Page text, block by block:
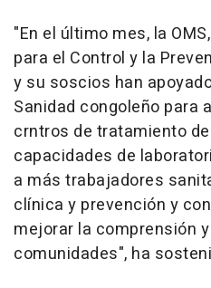
"En el último mes, la
para el Control y la
y su soscios han
Sanidad congoleño para
crntros de tratamiento
capacidades de
a más trabajadores
clínica y prevención y
mejorar la comprensión
comunidades", ha